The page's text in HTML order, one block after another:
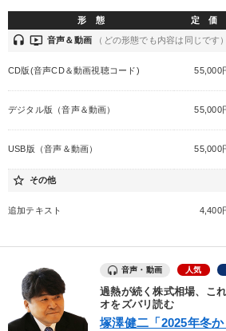
キーワード
聞き手・作間信司 相続・事業承継
テレビ・ネットで話題 稲盛和夫
※「更新」を押すと「カテゴリー」「目的別」「キーワー
すべての音声・動画（全2076タイトル）か
プロ経営者 心を磨く 教育
形 態 定 価
headset ondemand_video 音声＆動画 （どの形態でも内容は同じです）
CD版(音声CD＆動画視聴コード) 55,000
デジタル版（音声＆動画） 55,000
USB版（音声＆動画） 55,000
star_border その他
追加テキスト 4,400
音声・動画 人気
過熱が続く株式相場、こ
オをズバリ読む
塚澤健二「2025年冬